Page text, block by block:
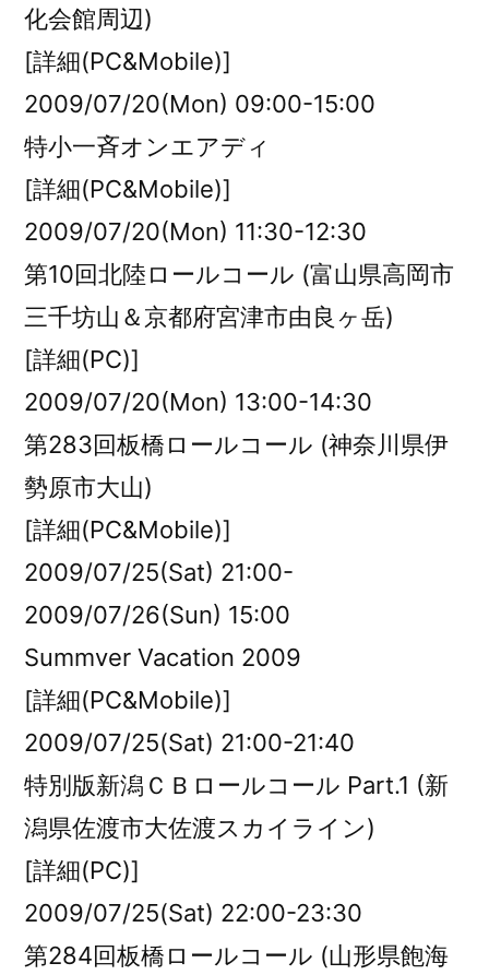
化会館周辺)
[詳細(PC&Mobile)]
2009/07/20(Mon) 09:00-15:00
特小一斉オンエアディ
[詳細(PC&Mobile)]
2009/07/20(Mon) 11:30-12:30
第10回北陸ロールコール (富山県高岡市
三千坊山＆京都府宮津市由良ヶ岳)
[詳細(PC)]
2009/07/20(Mon) 13:00-14:30
第283回板橋ロールコール (神奈川県伊
勢原市大山)
[詳細(PC&Mobile)]
2009/07/25(Sat) 21:00-
2009/07/26(Sun) 15:00
Summver Vacation 2009
[詳細(PC&Mobile)]
2009/07/25(Sat) 21:00-21:40
特別版新潟ＣＢロールコール Part.1 (新
潟県佐渡市大佐渡スカイライン)
[詳細(PC)]
2009/07/25(Sat) 22:00-23:30
第284回板橋ロールコール (山形県飽海